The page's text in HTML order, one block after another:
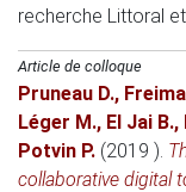
recherche Littoral
Article de colloque
Pruneau D.,
Léger M., El Jai B.,
Potvin P. (2019 ).
collaborative digital